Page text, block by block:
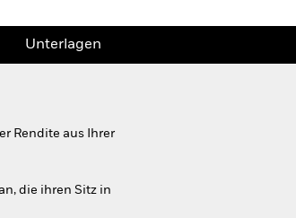
Unterlagen
Rendite aus Ihrer
die ihren Sitz in